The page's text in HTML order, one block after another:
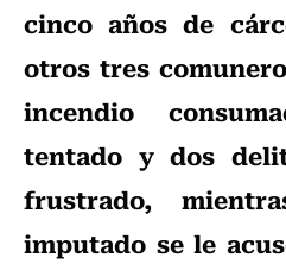
cinco años de
otros tres
incendio
tentado y dos
frustrado,
imputado se le